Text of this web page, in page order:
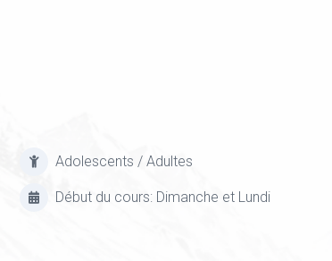
Adolescents / Adultes
Début du cours: Dimanche et Lundi